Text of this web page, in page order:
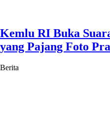
Kemlu RI Buka
yang Pajang Foto
Berita